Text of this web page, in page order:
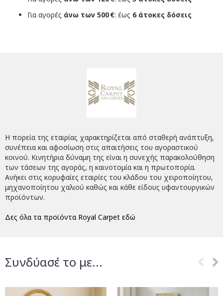
Για αγορές άνω των 500 €: έως 6 άτοκες δόσεις
Η πορεία της εταιρίας χαρακτηρίζεται από σταθερή ανάπτυξη,
συνέπεια και αφοσίωση στις απαιτήσεις του αγοραστικού
κοινού. Κινητήρια δύναμη της είναι η συνεχής παρακολούθηση
των τάσεων της αγοράς, η καινοτομία και η πρωτοπορία.
Ανήκει στις κορυφαίες εταιρίες του κλάδου του χειροποίητου,
μηχανοποίητου χαλιού καθώς και κάθε είδους υφαντουργικών
προϊόντων.
Δες όλα τα προϊόντα Royal Carpet εδώ
Συνδύασέ το με...